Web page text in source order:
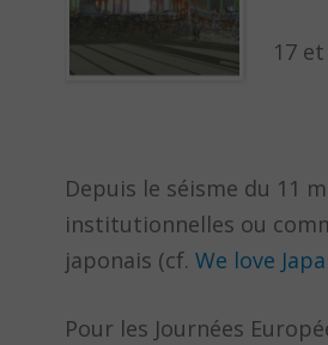
17
Depuis le séisme du 11
institutionnelles ou
japonais (cf. We love
Pour les Journées